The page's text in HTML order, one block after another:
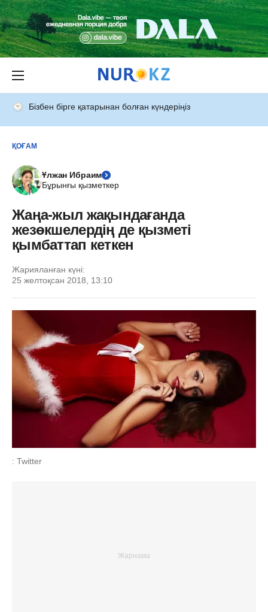
Бізбен бірге қатарынан болған күндеріңіз
ҚОҒАМ
Ұлжан Ибраим
Бұрынғы қызметкер
Жаңа-жыл жақындағанда
жезөкшелердің де қызметі
қымбаттап кеткен
Жарияланған күні:
25 желтоқсан 2018, 13:10
: Twitter